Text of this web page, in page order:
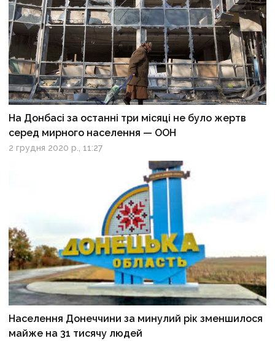
На Донбасі за останні три місяці не було жертв
серед мирного населення — ООН
2 грудня 2020 р., 11:27
Населення Донеччини за минулий рік зменшилося
майже на 31 тисячу людей